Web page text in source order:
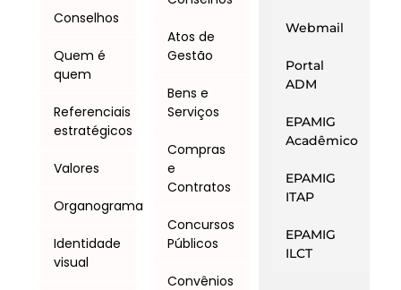
Conselhos
Quem é
quem
Referenciais
estratégicos
Valores
Organograma
Identidade
visual
Atos de
Gestão
Bens e
Serviços
Compras
e
Contratos
Concursos
Públicos
Convênios
Webmail
Portal
ADM
EPAMIG
Acadêmico
EPAMIG
ITAP
EPAMIG
ILCT